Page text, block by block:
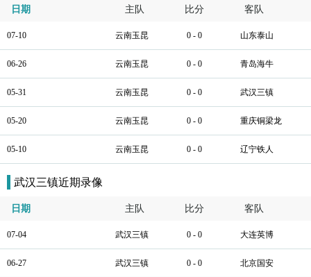
日期 主队 比分 客队
07-10 云南玉昆 0 - 0 山东泰山
06-26 云南玉昆 0 - 0 青岛海牛
05-31 云南玉昆 0 - 0 武汉三镇
05-20 云南玉昆 0 - 0 重庆铜梁龙
05-10 云南玉昆 0 - 0 辽宁铁人
武汉三镇近期录像
日期 主队 比分 客队
07-04 武汉三镇 0 - 0 大连英博
06-27 武汉三镇 0 - 0 北京国安